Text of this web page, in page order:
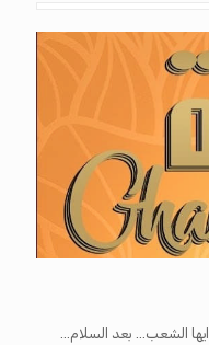
الشعب… بعد السلام…